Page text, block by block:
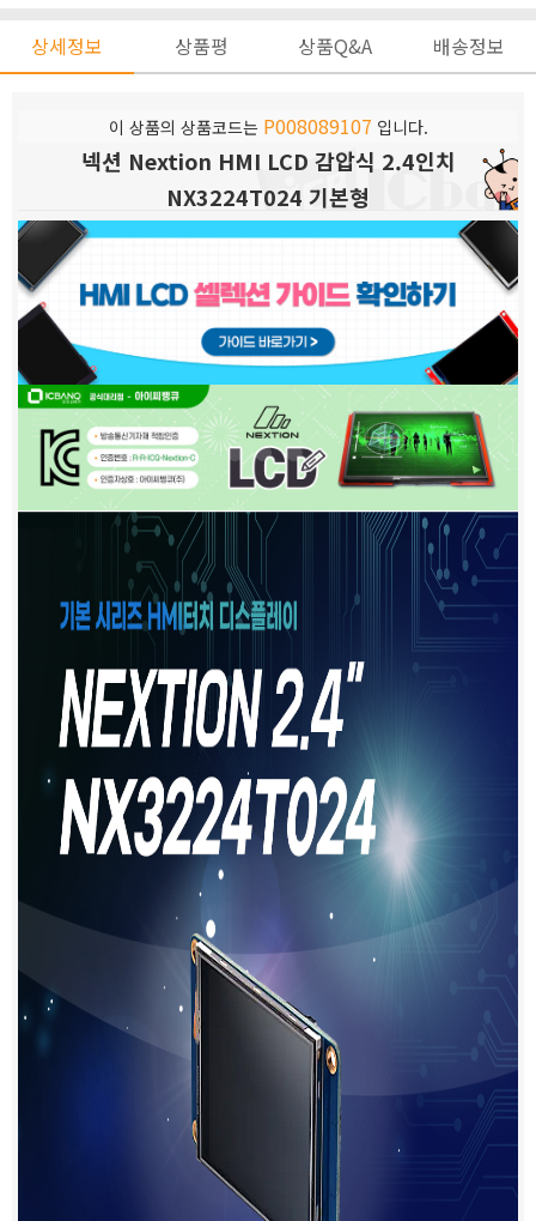
상세정보 상품평 상품Q&A 배송정보
이 상품의 상품코드는 P008089107 입니다.
넥션 Nextion HMI LCD 감압식 2.4인치
NX3224T024 기본형